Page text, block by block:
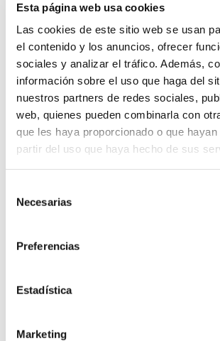
Esta página web usa cookies
Las cookies de este sitio web se usan
el contenido y los anuncios, ofrecer
sociales y analizar el tráfico. Además,
información sobre el uso que haga del
nuestros partners de redes sociales,
web, quienes pueden combinarla con
que les haya proporcionado o que
partir del uso que haya hecho de sus
Necesarias
Preferencias
Estadística
Marketing
05/07/2019 al 04/08/2019
“En Plural” aúna 17 proyectos
originales. Se aborda el reportaje y la
sobre diferentes soportes, con una
Cada proyecto tiene un montaje que
espectador no pase de largo, si no que
buscar la vía de comunicación entre la
Exposiciones Gratis